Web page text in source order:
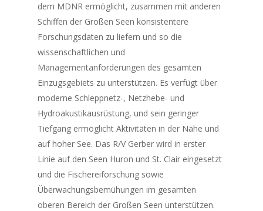
dem MDNR ermöglicht, zusammen mit anderen
Schiffen der Großen Seen konsistentere
Forschungsdaten zu liefern und so die
wissenschaftlichen und
Managementanforderungen des gesamten
Einzugsgebiets zu unterstützen. Es verfügt über
moderne Schleppnetz-, Netzhebe- und
Hydroakustikausrüstung, und sein geringer
Tiefgang ermöglicht Aktivitäten in der Nähe und
auf hoher See. Das R/VGerber wird in erster
Linie auf den Seen Huron und St. Clair eingesetzt
und die Fischereiforschung sowie
Überwachungsbemühungen im gesamten
oberen Bereich der Großen Seen unterstützen.